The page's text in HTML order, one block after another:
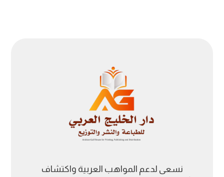
نسعى لدعم المواهب العربية واكتشاف